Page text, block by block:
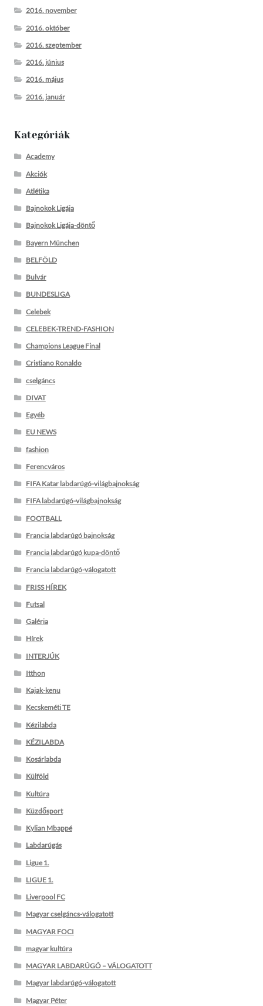
2016. november
2016. október
2016. szeptember
2016. június
2016. május
2016. január
Kategóriák
Academy
Akciók
Atlétika
Bajnokok Ligája
Bajnokok Ligája-döntő
Bayern München
BELFÖLD
Bulvár
BUNDESLIGA
Celebek
CELEBEK-TREND-FASHION
Champions League Final
Cristiano Ronaldo
cselgáncs
DIVAT
Egyéb
EU NEWS
fashion
Ferencváros
FIFA Katar labdarúgó-világbajnokság
FIFA labdarúgó-világbajnokság
FOOTBALL
Francia labdarúgó bajnokság
Francia labdarúgó kupa-döntő
Francia labdarúgó-válogatott
FRISS HÍREK
Futsal
Galéria
Hírek
INTERJÚK
Itthon
Kajak-kenu
Kecskeméti TE
Kézilabda
KÉZILABDA
Kosárlabda
Külföld
Kultúra
Küzdősport
Kylian Mbappé
Labdarúgás
Ligue 1.
LIGUE 1.
Liverpool FC
Magyar cselgáncs-válogatott
MAGYAR FOCI
magyar kultúra
MAGYAR LABDARÚGÓ – VÁLOGATOTT
Magyar labdarúgó-válogatott
Magyar Péter